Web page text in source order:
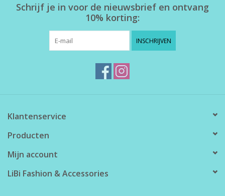
Herensokken
Schrijf je in voor de nieuwsbrief en ontvang
10% korting:
INSCHRIJVEN
Klantenservice
Producten
Mijn account
LiBi Fashion & Accessories